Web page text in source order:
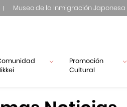
Museo de la Inmigración Japonesa
Promoción
Cultural